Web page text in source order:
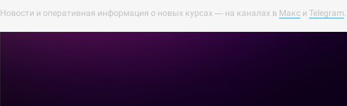
Новости и оперативная информация о новых курсах — на каналах в Макс и Telegram